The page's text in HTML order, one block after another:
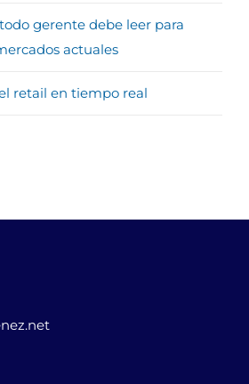
gerente debe leer para
actuales
retail en tiempo real